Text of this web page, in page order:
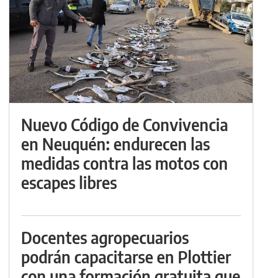
Nuevo Código de Convivencia
en Neuquén: endurecen las
medidas contra las motos con
escapes libres
Docentes agropecuarios
podrán capacitarse en Plottier